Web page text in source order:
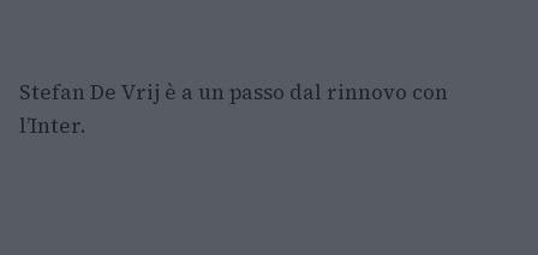
Stefan De Vrij è a un passo dal rinnovo con
l’Inter.